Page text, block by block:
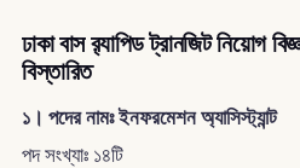
ঢাকা বাস র‌্যাপিড ট্রানজিট নিয়োগ
বিস্তারিত
১। পদের নামঃ ইনফরমেশন অ্যাসিস্ট্যান্ট
পদ সংখ্যাঃ ১৪টি